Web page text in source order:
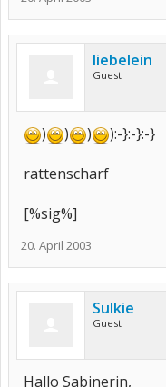
liebelein
Guest
) ) ) ):-}:-}:-}
rattenscharf
[%sig%]
20. April 2003
Sulkie
Guest
Hallo Sabinerin,